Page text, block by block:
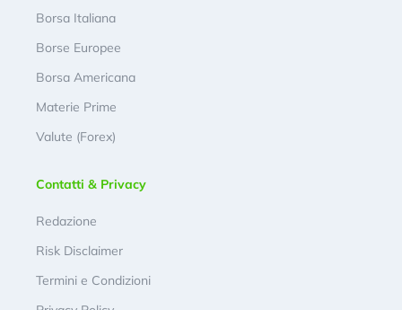
Borsa Italiana
Borse Europee
Borsa Americana
Materie Prime
Valute (Forex)
Contatti & Privacy
Redazione
Risk Disclaimer
Termini e Condizioni